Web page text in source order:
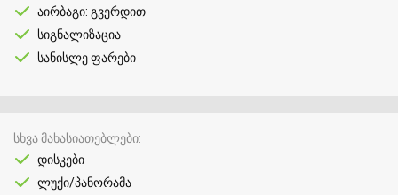
აირბაგი: გვერდით
სიგნალიზაცია
სანისლე ფარები
სხვა მახასიათებლები
დისკები
ლუქი/პანორამა